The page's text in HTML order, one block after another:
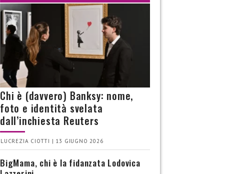
Chi è (davvero) Banksy: nome,
foto e identità svelata
dall’inchiesta Reuters
LUCREZIA CIOTTI | 13 GIUGNO 2026
BigMama, chi è la fidanzata Lodovica